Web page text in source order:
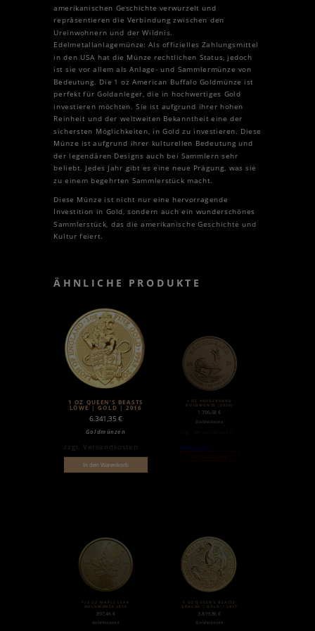
amerikanischen Geschichte verwurzelt und
repräsentieren die Verbindung zwischen den
Ureinwohnern und der Wildnis.
Edelmetallanlagemünze: Als offizielles Zahlungsmittel
in den USA hat die Münze rechtlichen Status, jedoch
ist sie vor allem als Anlage- und Sammlermünze von
Bedeutung. Die 1 oz American Buffalo Goldmünze ist
perfekt für Goldanleger, die in hochwertiges Gold
investieren möchten. Sie ist aufgrund ihrer hohen
Reinheit und der weltweiten Bekanntheit eine der
sichersten Möglichkeiten, in Gold zu investieren. Diese
Münze ist aufgrund ihrer kulturellen Bedeutung und
der legendären Designs auch bei Sammlern sehr
beliebt. Jedes Jahr gibt es eine neue Prägung, was sie
zu einem begehrten Sammlerstück macht.
Diese Münze ist nicht nur eine hervorragende
Investition in Gold, sondern auch ein wunderschönes
Sammlerstück, das die amerikanische Geschichte und
Kultur feiert.
ÄHNLICHE PRODUKTE
1 OZ QUEEN’S BEASTS
LÖWE | GOLD | 2016
6.341,35 €
Goldmünzen
zzgl.Versandkosten
In den Warenkorb
1 OZ KRÜGERRAND
GOLDMÜNZE (2020)
1.706,58€
Goldmünzen
Weiterlesen
Nicht auf Lager
1/2 OZ MAPLE LEAF
GOLDMÜNZE 2020
897,46 €
Goldmünzen
1 OZ QUEEN’S BEASTS
DRACHE | GOLD | 2017
3.819,86€
Goldmünzen